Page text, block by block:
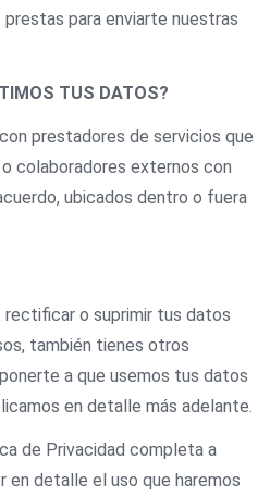
para enviarte nuestras
TUS DATOS?
prestadores de servicios que
colaboradores externos con
ubicados dentro o fuera
rectificar o suprimir tus datos
también tienes otros
a que usemos tus datos
en detalle más adelante.
de Privacidad completa a
en detalle el uso que haremos